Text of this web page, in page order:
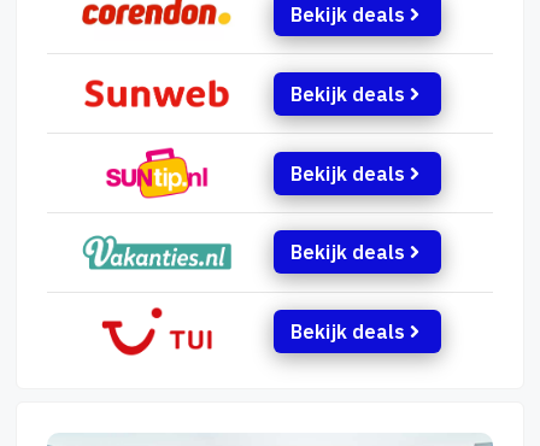
Bekijk deals
Bekijk deals
Bekijk deals
Bekijk deals
Bekijk deals